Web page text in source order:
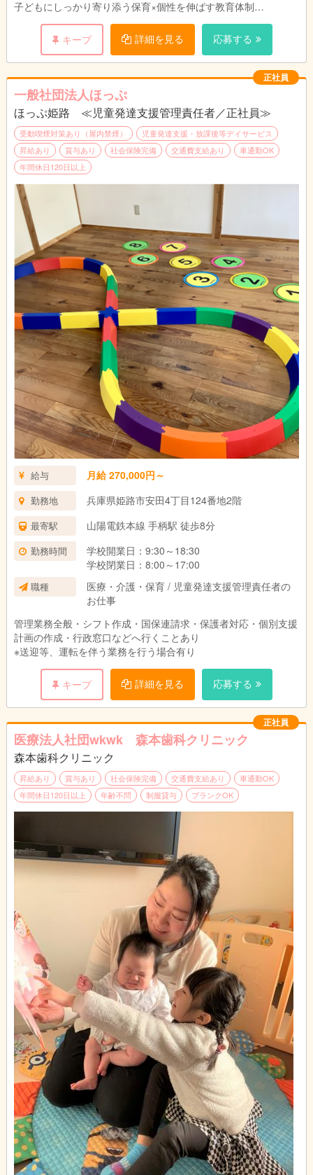
め、保育の仕事に専念できる環境です。
子どもにしっかり寄り添う保育×個性を伸ばす教育体制
塾運営から始まった法人だからこそ、寄り添いと個性を伸ばす教
育体制を大切にしています。
■保育理念
「豊かに生きる力の基礎を育てる」
丁寧に子どもに関わり、子どもが保育者との愛着・信頼関係を結
び「自分は愛されている」「何かあれば助けてもらえる」という
基本的信頼感や「存在価値のある人間」という自己肯定感を育て
ていきます。それらを根幹に、「何があっても大丈夫」「頑張っ
てみよう」という前向きな情動、向上心を育むことに繋げます。
キープ 詳細を見る 応募する
正社員
一般社団法人ほっぷ
ほっぷ姫路 ≪児童発達支援管理責任者／正社員≫
受動喫煙対策あり（屋内禁煙）
児童発達支援・放課後等デイサービス
昇給あり
賞与あり 社会保険完備 交通費支給あり
車通勤OK
年間休日120日以上
給与 月給 270,000円～
勤務地 兵庫県姫路市安田4丁目124番地2階
最寄駅 山陽電鉄本線 手柄駅 徒歩8分
勤務時間
学校開業日：9:30～18:30
学校閉業日：8:00～17:00
職種
医療・介護・保育 / 児童発達支援管理責任者の
お仕事
管理業務全般・シフト作成・国保連請求・保護者対応・個別支援
計画の作成・行政窓口などへ行くことあり
※送迎等、運転を伴う業務を行う場合有り
キープ 詳細を見る 応募する
正社員
医療法人社団wkwk 森本歯科クリニック
森本歯科クリニック
昇給あり 賞与あり 社会保険完備 交通費支給あり
車通勤OK
年間休日120日以上
年齢不問 制服貸与 ブランクOK